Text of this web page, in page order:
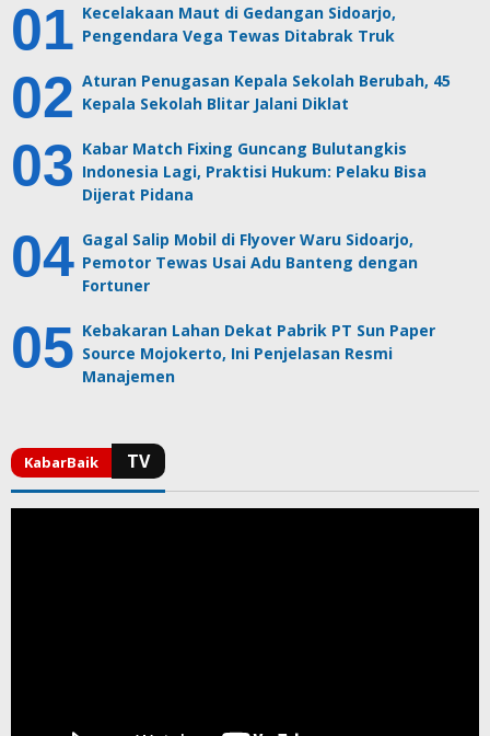
Kecelakaan Maut di Gedangan Sidoarjo,
Pengendara Vega Tewas Ditabrak Truk
Aturan Penugasan Kepala Sekolah Berubah, 45
Kepala Sekolah Blitar Jalani Diklat
Kabar Match Fixing Guncang Bulutangkis
Indonesia Lagi, Praktisi Hukum: Pelaku Bisa
Dijerat Pidana
Gagal Salip Mobil di Flyover Waru Sidoarjo,
Pemotor Tewas Usai Adu Banteng dengan
Fortuner
Kebakaran Lahan Dekat Pabrik PT Sun Paper
Source Mojokerto, Ini Penjelasan Resmi
Manajemen